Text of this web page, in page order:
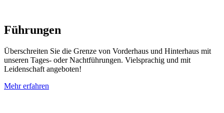
Führungen
Überschreiten Sie die Grenze von Vorderhaus und Hinterhaus mit
unseren Tages- oder Nachtführungen. Vielsprachig und mit
Leidenschaft angeboten!
Mehr erfahren